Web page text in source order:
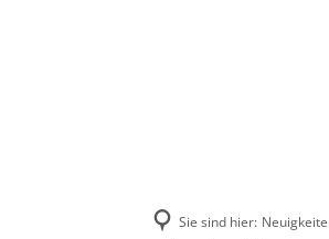
Sie sind hier: